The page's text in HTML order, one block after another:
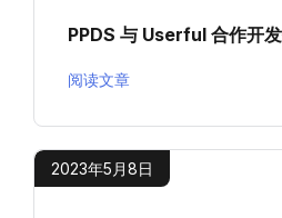
PPDS 与 Userful 合作开
阅读文章
2023年5月8日